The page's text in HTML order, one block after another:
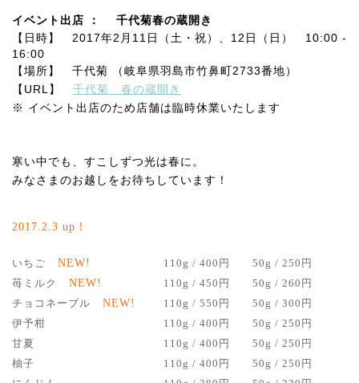
イベント出店 ： 千代菊春の蔵開き
【日時】 2017年2月11日（土・祝）、12日（日） 10:00 -
16:00
【場所】 千代菊 （岐阜県羽島市竹鼻町2733番地）
【URL】 千代菊 春の蔵開き
※ イベント出店のため店舗は臨時休業いたします
寒い中でも、すこしずつ光は春に。
みなさまのお越しをお待ちしています！
2017.2.3 up！
いちご NEW! 110g / 400円 50g / 250円
苺ミルク
NEW! 110g / 450円
50g / 260円
チョコネーブル
NEW! 110g / 550円
50g / 300円
伊予柑
110g / 400円
50g / 250円
甘夏
110g / 400円
50g / 250円
柚子
110g / 400円
50g / 250円